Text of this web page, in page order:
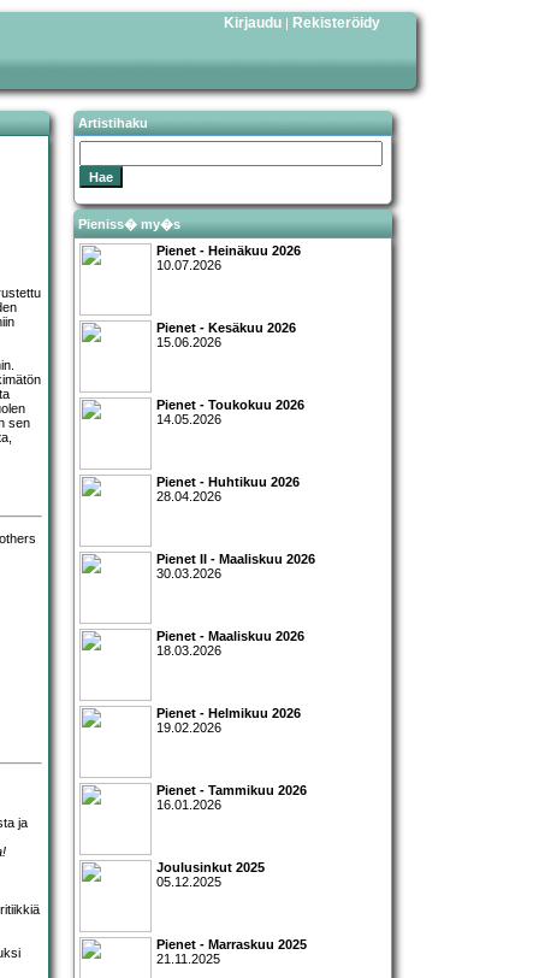
Kirjaudu | Rekisteröidy
sen
ja
Artistihaku
Pieniss� my�s
Pienet - Heinäkuu 2026
10.07.2026
Pienet - Kesäkuu 2026
15.06.2026
Pienet - Toukokuu 2026
14.05.2026
Pienet - Huhtikuu 2026
28.04.2026
Pienet II - Maaliskuu 2026
30.03.2026
Pienet - Maaliskuu 2026
18.03.2026
Pienet - Helmikuu 2026
19.02.2026
Pienet - Tammikuu 2026
16.01.2026
Joulusinkut 2025
05.12.2025
Pienet - Marraskuu 2025
21.11.2025